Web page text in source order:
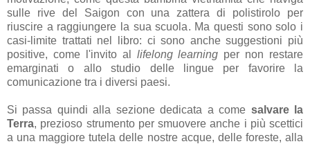
sulle rive del Saigon con una zattera di polistirolo per
riuscire a raggiungere la sua scuola. Ma questi sono solo i
casi-limite trattati nel libro: ci sono anche suggestioni più
positive, come l'invito al lifelong learning per non restare
emarginati o allo studio delle lingue per favorire la
comunicazione tra i diversi paesi.
Si passa quindi alla sezione dedicata a come salvare la
Terra, prezioso strumento per smuovere anche i più scettici
a una maggiore tutela delle nostre acque, delle foreste, alla